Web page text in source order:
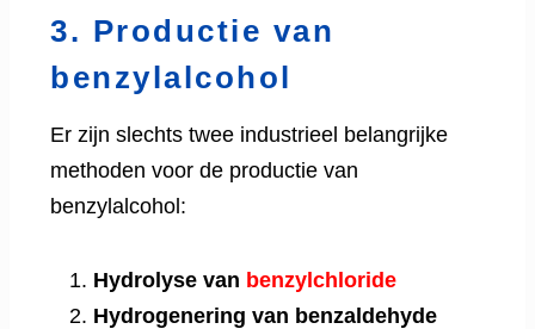
3. Productie van
benzylalcohol
Er zijn slechts twee industrieel belangrijke
methoden voor de productie van
benzylalcohol:
Hydrolyse van benzylchloride
Hydrogenering van benzaldehyde